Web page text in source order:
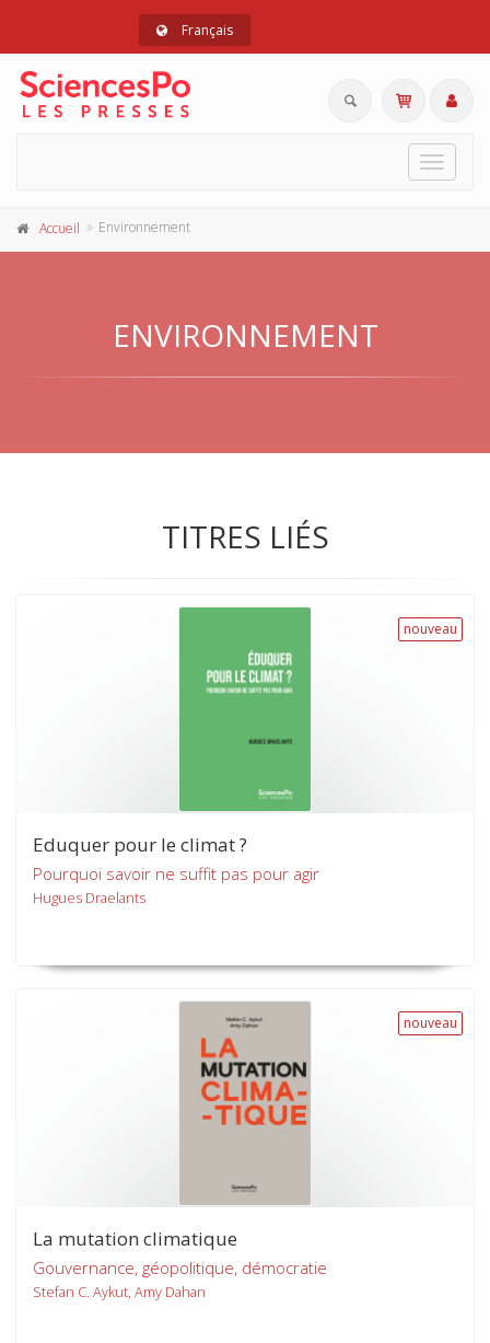
Français
Toggle
Accueil Environnement
ENVIRONNEMENT
TITRES LIÉS
nouveau
Eduquer pour le climat ?
Pourquoi savoir ne suffit pas pour agir
Hugues Draelants
nouveau
La mutation climatique
Gouvernance, géopolitique, démocratie
Stefan C. Aykut, Amy Dahan